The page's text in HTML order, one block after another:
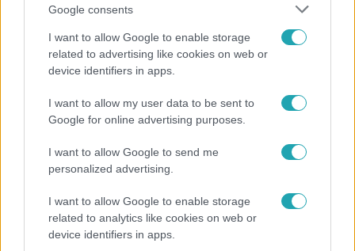
Google consents
I want to allow Google to enable storage
related to advertising like cookies on web or
device identifiers in apps.
I want to allow my user data to be sent to
Google for online advertising purposes.
I want to allow Google to send me
personalized advertising.
I want to allow Google to enable storage
related to analytics like cookies on web or
device identifiers in apps.
Már nagymama, de a fiai is kész férfiak: friss fotón